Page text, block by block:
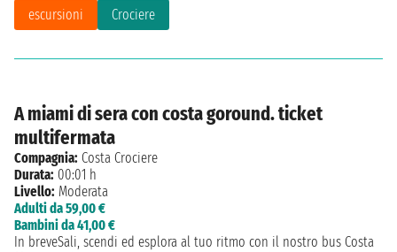
escursioni
Crociere
A miami di sera con costa goround. ticket
multifermata
Compagnia: Costa Crociere
Durata: 00:01 h
Livello: Moderata
Adulti da 59,00 €
Bambini da 41,00 €
In breveSali, scendi ed esplora al tuo ritmo con il nostro bus Costa